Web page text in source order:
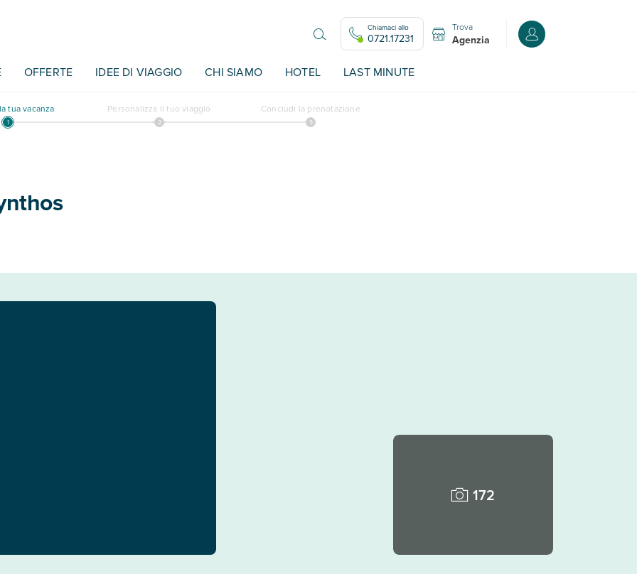
Chiamaci allo
0721.17231
Trova
Agenzia Accedi o registrati
OFFERTE IDEE DI VIAGGIO CHI SIAMO HOTEL LAST MINUTE
tua vacanza Personalizza il tuo viaggio Concludi la prenotazione
172